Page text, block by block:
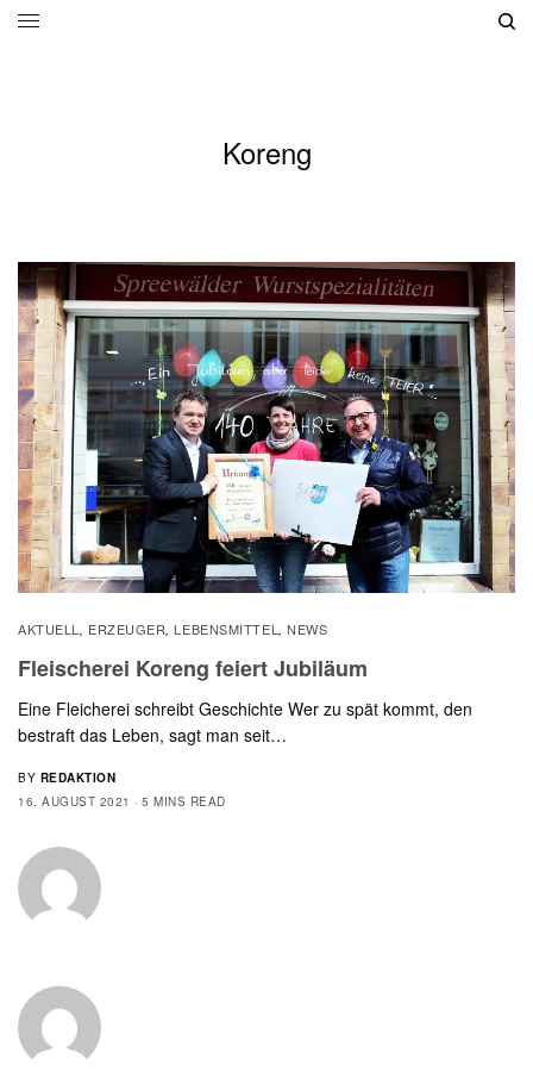
Koreng
AKTUELL, ERZEUGER, LEBENSMITTEL,NEWS
Fleischerei Koreng feiert Jubiläum
Eine Fleicherei schreibt Geschichte Wer zu spät kommt, den
bestraft das Leben, sagt man seit…
BY REDAKTION
16. AUGUST 2021
5 MINS READ